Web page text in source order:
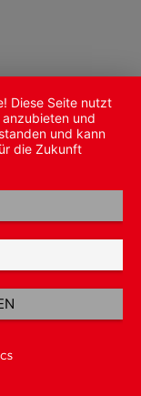
Diese Seite nutzt
und
und kann
die Zukunft